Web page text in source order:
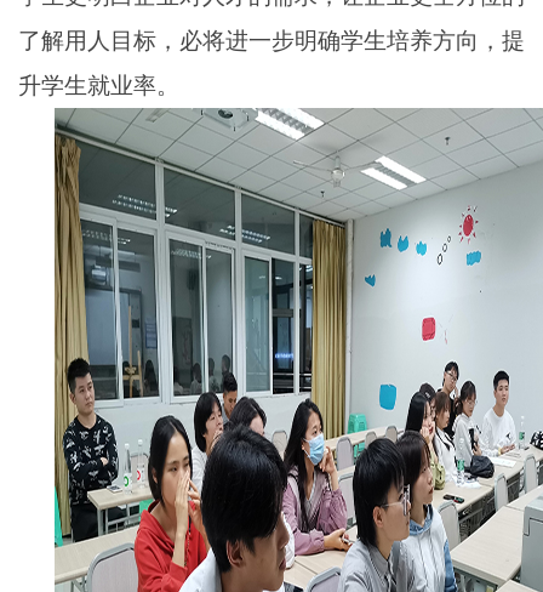
了解用人目标，必将进一步明确学生培养方向，提
升学生就业率。